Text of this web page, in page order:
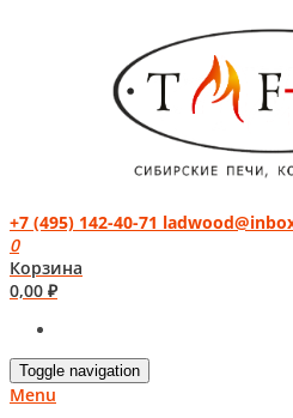
+7 (495) 142-40-71
0
Корзина
0,00 ₽
Toggle navigation
Menu